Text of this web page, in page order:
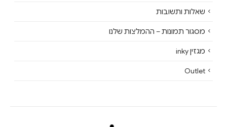
שאלות ותשובות
מסגור תמונות – ההמלצות שלנו
מגזין inky
Outlet